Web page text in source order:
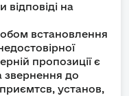
відповіді на
встановлення
пропозиції є
звернення до
установ,